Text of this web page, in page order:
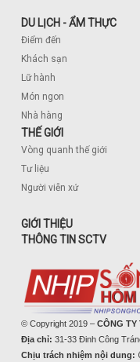
DU LỊCH - ẨM THỰC
Điểm đến
Khách sạn
Lữ hành
Món ngon
Nhà hàng
THẾ GIỚI
Vòng quanh thế giới
Tư liệu
Người viễn xứ
GIỚI THIỆU
THÔNG TIN SCTV
© Copyright 2019 – CÔNG TY
Địa chỉ: 31-33 Đinh Công
Chịu trách nhiệm nội dung: